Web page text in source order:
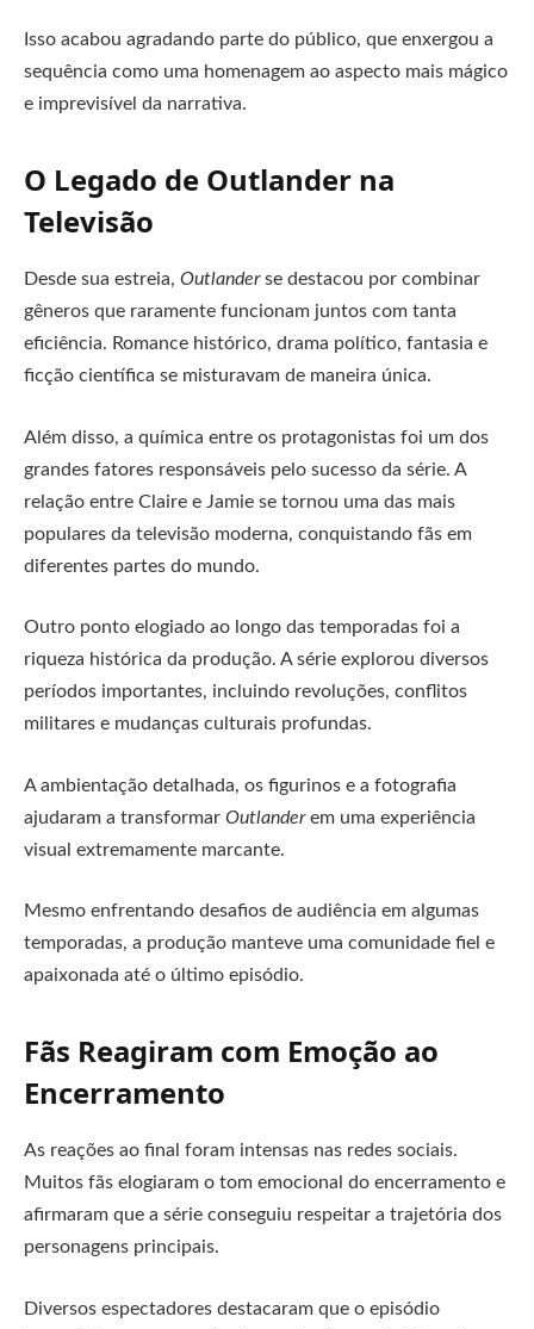
Isso acabou agradando parte do público, que enxergou a
sequência como uma homenagem ao aspecto mais mágico
e imprevisível da narrativa.
O Legado de Outlander na
Televisão
Desde sua estreia, Outlanderse destacou por combinar
gêneros que raramente funcionam juntos com tanta
eficiência. Romance histórico, drama político, fantasia e
ficção científica se misturavam de maneira única.
Além disso, a química entre os protagonistas foi um dos
grandes fatores responsáveis pelo sucesso da série. A
relação entre Claire e Jamie se tornou uma das mais
populares da televisão moderna, conquistando fãs em
diferentes partes do mundo.
Outro ponto elogiado ao longo das temporadas foi a
riqueza histórica da produção. A série explorou diversos
períodos importantes, incluindo revoluções, conflitos
militares e mudanças culturais profundas.
A ambientação detalhada, os figurinos e a fotografia
ajudaram a transformar Outlanderem uma experiência
visual extremamente marcante.
Mesmo enfrentando desafios de audiência em algumas
temporadas, a produção manteve uma comunidade fiel e
apaixonada até o último episódio.
Fãs Reagiram com Emoção ao
Encerramento
As reações ao final foram intensas nas redes sociais.
Muitos fãs elogiaram o tom emocional do encerramento e
afirmaram que a série conseguiu respeitar a trajetória dos
personagens principais.
Diversos espectadores destacaram que o episódio